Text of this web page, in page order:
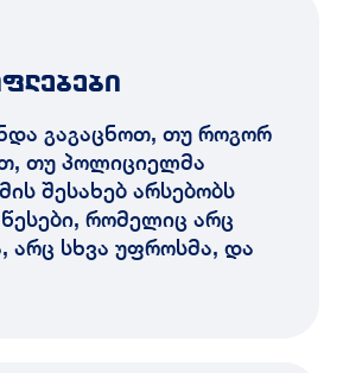
გაგაცნოთ, თუ როგორ
თუ პოლიციელმა
შესახებ არსებობს
რომელიც არც
არც სხვა უფროსმა, და